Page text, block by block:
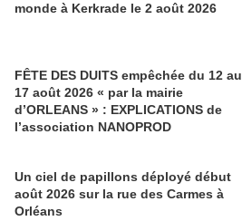
monde à Kerkrade le 2 août 2026
FÊTE DES DUITS empêchée du 12 au
17 août 2026 « par la mairie
d’ORLEANS » : EXPLICATIONS de
l’association NANOPROD
Un ciel de papillons déployé début
août 2026 sur la rue des Carmes à
Orléans